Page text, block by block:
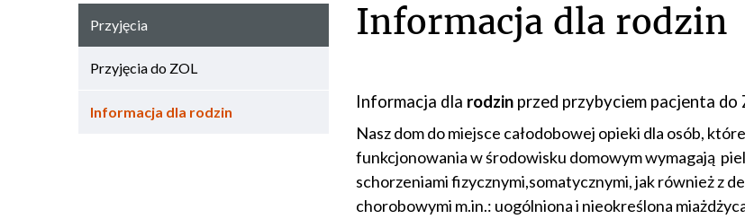
Przyjęcia
Przyjęcia do ZOL
Informacja dla rodzin
Informacja dla rodzin
Informacja dla rodzinprzed przybyciem pacjenta do
Nasz dom do miejsce całodobowej opieki dla osób,
funkcjonowania w środowisku domowym wymagają
schorzeniami fizycznymi,somatycznymi, jak również z
chorobowymi m.in.: uogólniona i nieokreślona